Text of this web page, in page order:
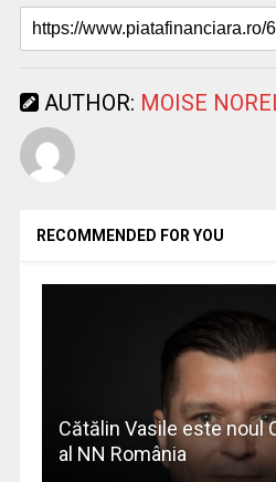
AUTHOR: MOISE
RECOMMENDED FOR YOU
Cătălin Vasile este noul
al NN România